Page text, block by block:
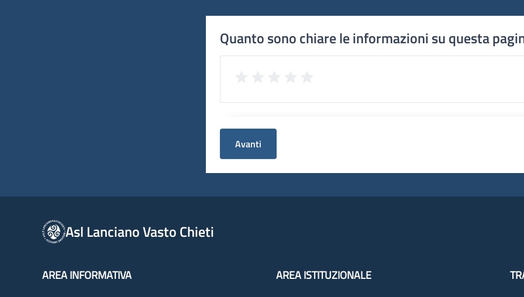
Quanto sono chiare le informazioni su questa
Avanti
Asl Lanciano Vasto Chieti
AREA INFORMATIVA AREA ISTITUZIONALE